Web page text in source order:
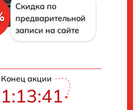
Скидка по
предварительной
записи на сайте
Конец акции